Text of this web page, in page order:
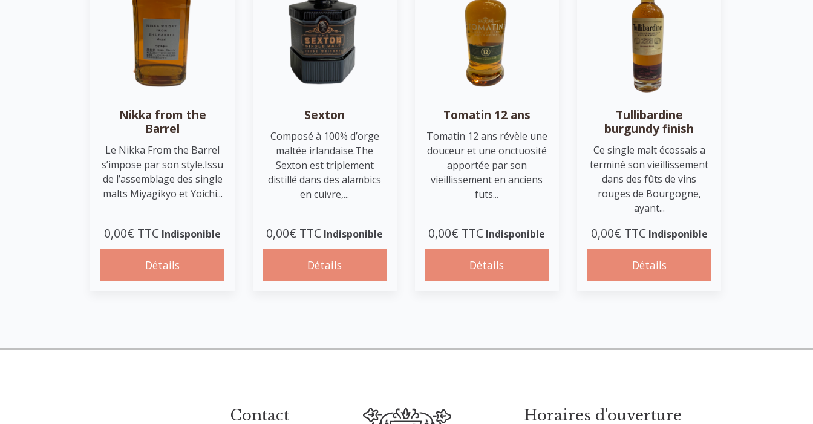
Nikka from the
Barrel
Le Nikka From the Barrel
s’impose par son style.Issu
de l’assemblage des single
malts Miyagikyo et Yoichi...
0,00€ TTC Indisponible
Détails
Sexton
Composé à 100% d’orge
maltée irlandaise.The
Sexton est triplement
distillé dans des alambics
en cuivre,...
0,00€ TTC Indisponible
Détails
Tomatin 12 ans
Tomatin 12 ans révèle une
douceur et une onctuosité
apportée par son
vieillissement en anciens
futs...
0,00€ TTC Indisponible
Détails
Tullibardine
burgundy finish
Ce single malt écossais a
terminé son vieillissement
dans des fûts de vins
rouges de Bourgogne,
ayant...
0,00€ TTC Indisponible
Détails
Contact Horaires d'ouverture